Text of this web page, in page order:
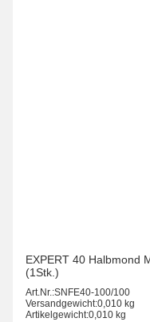
EXPERT 40 Halbmond
(1Stk.)
Art.Nr.:SNFE40-100/100
Versandgewicht:0,010 kg
Artikelgewicht:0,010 kg